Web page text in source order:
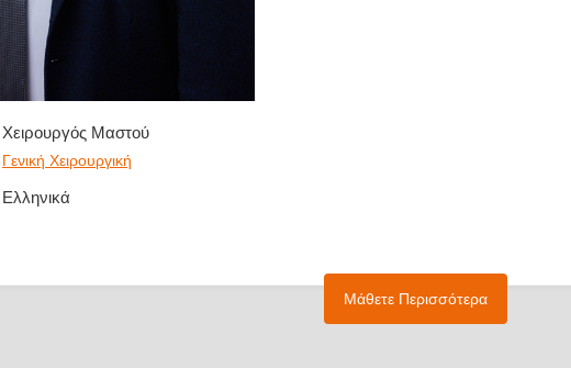
Χειρουργός Μαστού
Γενική Χειρουργική
Ελληνικά
Μάθετε Περισσότερα